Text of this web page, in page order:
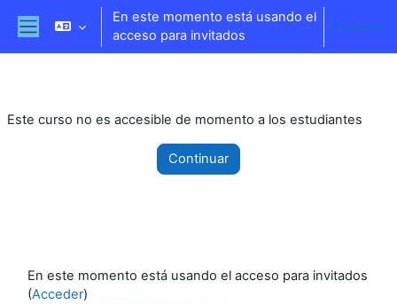
Salta al contenido principal
Panel lateral
En este momento está usando el
acceso para invitados
Acceder
Este curso no es accesible de momento a los estudiantes
Continuar
En este momento está usando el acceso para invitados
(Acceder)